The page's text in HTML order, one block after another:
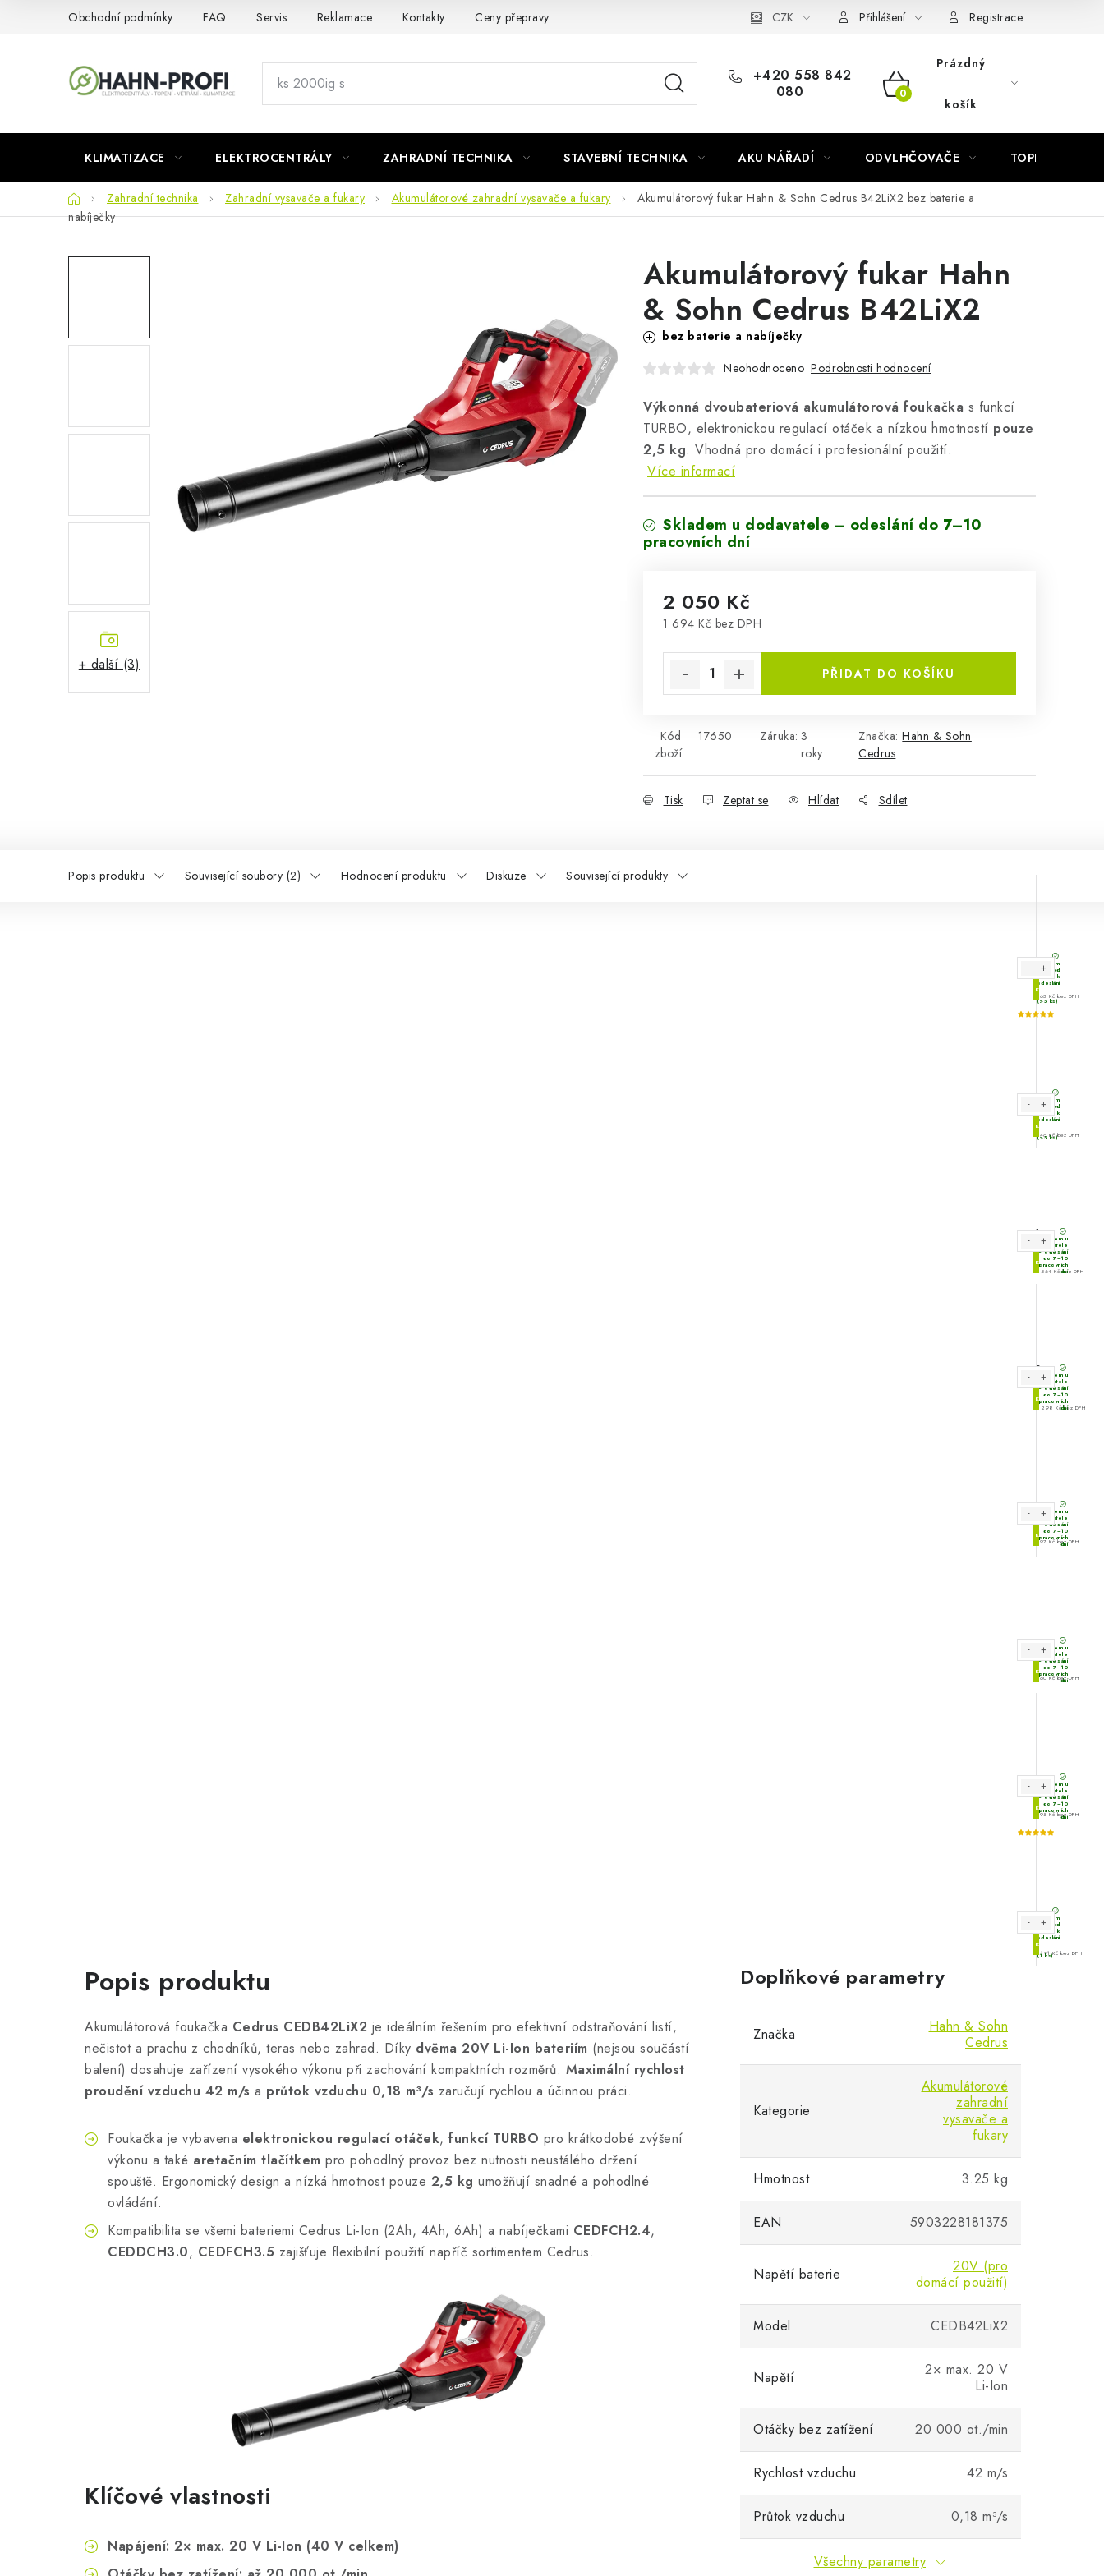
Obchodní podmínky FAQ Servis Reklamace Kontakty Ceny přepravy Náhradní díly Könner & Söhnen Reklamační řád
CZK Přihlášení Registrace
+420 558 842
080
NÁKUPNÍ
Prázdný
košík
KLIMATIZACE ELEKTROCENTRÁLY ZAHRADNÍ TECHNIKA STAVEBNÍ TECHNIKA AKU NÁŘADÍ ODVLHČOVAČE TOPIDLA
DomůZahradní technika Zahradní vysavače a fukary Akumulátorové zahradní vysavače a fukary Akumulátorový fukar Hahn & Sohn Cedrus B42LiX2 bez baterie a
nabíječky
+ další (3)
Akumulátorový fukar Hahn
& Sohn Cedrus B42LiX2
bez baterie a nabíječky
Neohodnoceno Podrobnosti hodnocení
Výkonná dvoubateriová akumulátorová foukačka s funkcí
TURBO, elektronickou regulací otáček a nízkou hmotností pouze
2,5 kg. Vhodná pro domácí i profesionální použití.
Více informací
Skladem u dodavatele – odeslání do 7–10
pracovních dní
2 050 Kč
1 694 Kč bez DPH
PŘIDAT DO KOŠÍKU
Kód
zboží:
17650 Záruka: 3
roky
Značka:Hahn & Sohn
Cedrus
Tisk Zeptat se Hlídat Sdílet
Popis produktu Související soubory (2) Hodnocení produktu Diskuze Související produkty
Popis produktu
Akumulátorová foukačka Cedrus CEDB42LiX2 je ideálním řešením pro efektivní odstraňování listí,
nečistot a prachu z chodníků, teras nebo zahrad. Díky dvěma 20V Li-Ion bateriím (nejsou součástí
balení) dosahuje zařízení vysokého výkonu při zachování kompaktních rozměrů. Maximální rychlost
proudění vzduchu 42 m/s a průtok vzduchu 0,18 m³/s zaručují rychlou a účinnou práci.
Foukačka je vybavena elektronickou regulací otáček, funkcí TURBO pro krátkodobé zvýšení
výkonu a také aretačním tlačítkem pro pohodlný provoz bez nutnosti neustálého držení
spouště. Ergonomický design a nízká hmotnost pouze 2,5 kg umožňují snadné a pohodlné
ovládání.
Kompatibilita se všemi bateriemi Cedrus Li-Ion (2Ah, 4Ah, 6Ah) a nabíječkami CEDFCH2.4,
CEDDCH3.0, CEDFCH3.5 zajišťuje flexibilní použití napříč sortimentem Cedrus.
Klíčové vlastnosti
Napájení: 2× max. 20 V Li-Ion (40 V celkem)
Doplňkové parametry
Značka
Hahn & Sohn
Cedrus
Kategorie
Akumulátorové
zahradní
vysavače a
fukary
Hmotnost 3.25 kg
EAN 5903228181375
Napětí baterie
20V (pro
domácí použití)
Model CEDB42LiX2
Napětí
2× max. 20 V
Li-Ion
Otáčky bez zatížení 20 000 ot./min
Rychlost vzduchu 42 m/s
Průtok vzduchu 0,18 m³/s
Všechny parametry